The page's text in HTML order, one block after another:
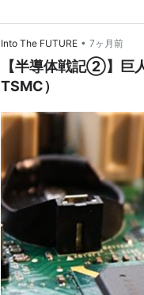
Into The FUTURE • 7ヶ月前
【半導体戦記②】巨
TSMC）